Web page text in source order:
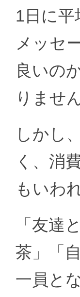
1日に
メッセ
良いの
りません
しかし
く、消
もいわ
「友達
茶」「
一員と